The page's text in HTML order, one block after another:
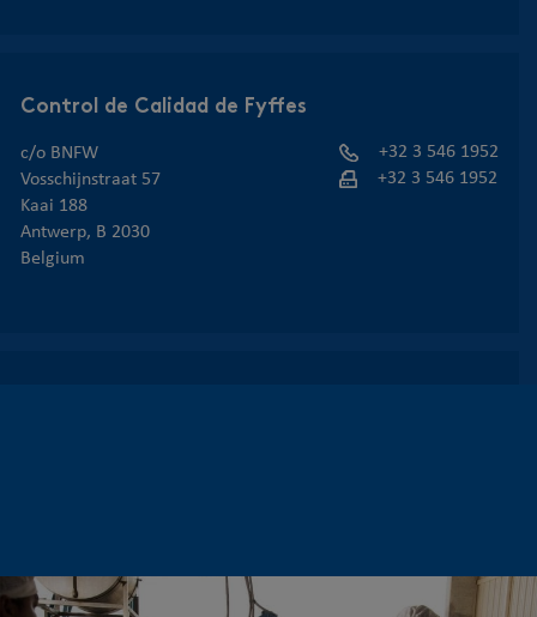
Control de Calidad de Fyffes
c/o BNFW
Vosschijnstraat 57
Kaai 188
Antwerp, B 2030
Belgium
+32 3 546 1952
+32 3 546 1952